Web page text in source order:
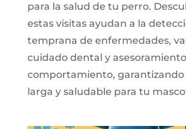
para la salud de tu perro.
estas visitas ayudan a la
temprana de enfermedades,
cuidado dental y
comportamiento, garantizando
larga y saludable para tu